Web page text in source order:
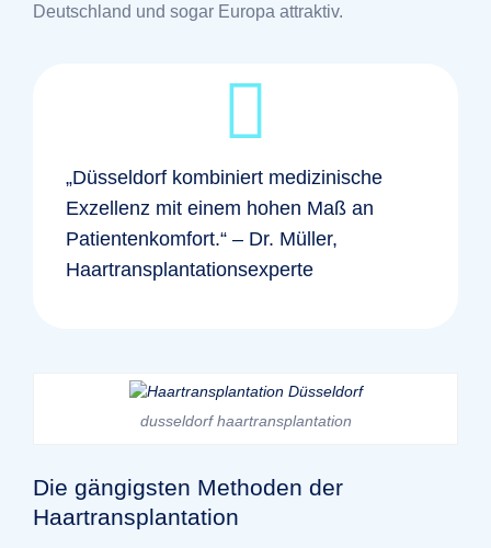
Deutschland und sogar Europa attraktiv.
„Düsseldorf kombiniert medizinische
Exzellenz mit einem hohen Maß an
Patientenkomfort.“ – Dr. Müller,
Haartransplantationsexperte
dusseldorf haartransplantation
Die gängigsten Methoden der
Haartransplantation